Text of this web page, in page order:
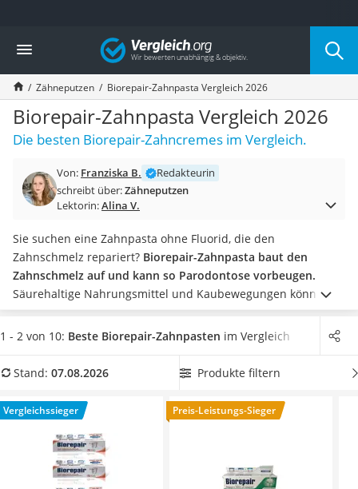
Die beliebtesten Vergleiche nach Kategorie
Drogerie
Inhalator
Haarschneider
Rollator
Braun Rasierer
Katzenklappe (Chip)
Masturbator
Massagepistole
Reisehaartrockner
Eiweißpulver
Magnesiumpräparat
Katzenklappe
Nackenmassagegerät
Zeckenschutz Katze
Philips-Sonicare-Zahnbürste
Mineralfutter Pferd
Massagegerät
Vergleich
Zähneputzen Biorepair-Zahnpasta Vergleich 2026
Biorepair-Zahnpasta Vergleich 2026
Die besten Biorepair-Zahncremes im Vergleich.
Von: Franziska B.
Redakteurin
schreibt über:Zähneputzen
Lektorin:Alina V.
Sie suchen eine Zahnpasta ohne Fluorid, die den
Zahnschmelz repariert? Biorepair-Zahnpasta baut den
Zahnschmelz auf und kann so Parodontose vorbeugen.
Säurehaltige Nahrungsmittel und Kaubewegungen können
den Zahnschmelz abtragen - Biorepair-Zahnpasta hilft dabei,
diese Erosion zu reparieren. Laut diversen Tests im Internet
empfehlenswert.Wählen Sie jetzt aus unserer
Sie Ihre Zähne aufhellen möchten. Sie suchen die passende
Zahnbürste? Dann sehen sich sich unserenZahnbürsten
Vergleich an. Überzeugt hat uns hier im August 2026
besonders das Modell
seinen Eigenschaften.
1 - 2 von 10: Beste Biorepair-Zahnpasten im Vergleich
Stand: 07.08.2026 Produkte filtern
Vergleichssieger Preis-Leistungs-Sieger